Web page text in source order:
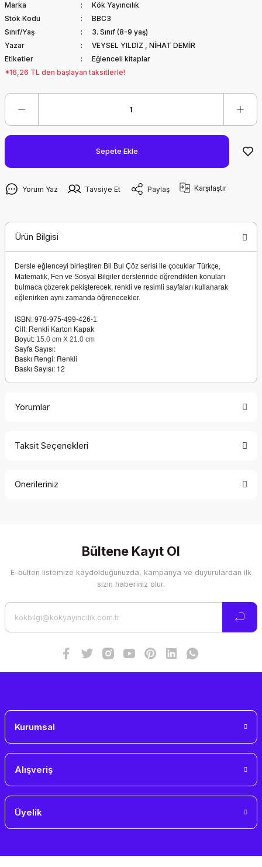
Marka
Kök Yayıncılık
Stok Kodu
BBC3
Sınıf/Yaş
3. Sınıf (8-9 yaş)
Yazar
VEYSEL YILDIZ , NİHAT DEMİR
Etiketler
Eğlenceli kitaplar
*16,26 TL den başlayan taksitlerle!
Sepete Ekle
Yorum Yaz Tavsiye Et Paylaş Karşılaştır
Ürün Bilgisi
Dersle eğlenceyi birleştiren Bil Bul Çöz serisi ile çocuklar Türkçe,
Matematik, Fen ve Sosyal Bilgiler derslerinde öğrendikleri konuları
bulmaca çözerek pekişterecek, renkli ve resimli sayfaları kullanarak
eğlenirken aynı zamanda öğrenecekler.
ISBN: 978-975-499-426-1
Cilt: Renkli Karton Kapak
Boyut: 15.0 cm X 21.0 cm
Sayfa Sayısı:
Baskı Rengi: Renkli
Baskı Sayısı: 12
Yorumlar
Taksit Seçenekleri
Önerileriniz
Görüş ve önerileriniz için teşekkür ederiz.
Ürün resmi kalitesiz, bozuk veya görüntülenemiyor.
Bültene Kayıt Ol
E-bülten listemize kaydolduğunuzda, kampanya ve duyurulardan ilk
sizin haberiniz olur.
Kurumsal
Alışveriş
Üyelik